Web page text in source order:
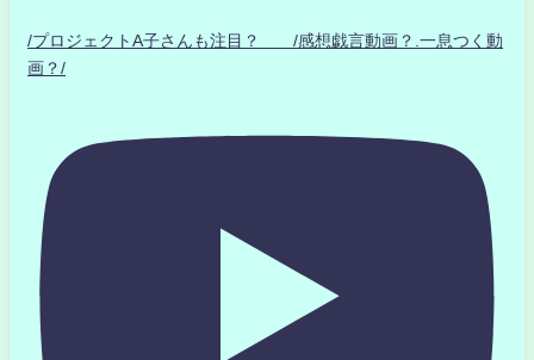
/プロジェクトA子さんも注目？ /感想戯言動画？.一息つく動
画？/